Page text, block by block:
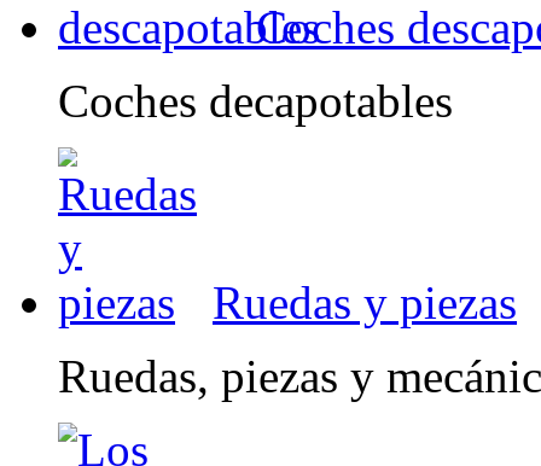
Coches
Coches decapotables
Ruedas y piezas
Ruedas, piezas y